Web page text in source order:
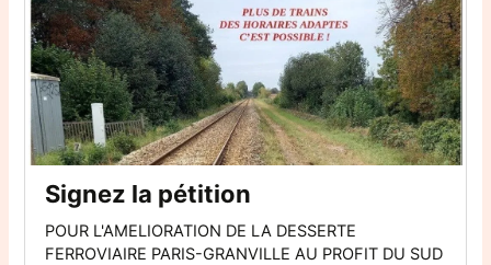
Signez la pétition
POUR L'AMELIORATION DE LA DESSERTE
FERROVIAIRE PARIS-GRANVILLE AU PROFIT DU SUD